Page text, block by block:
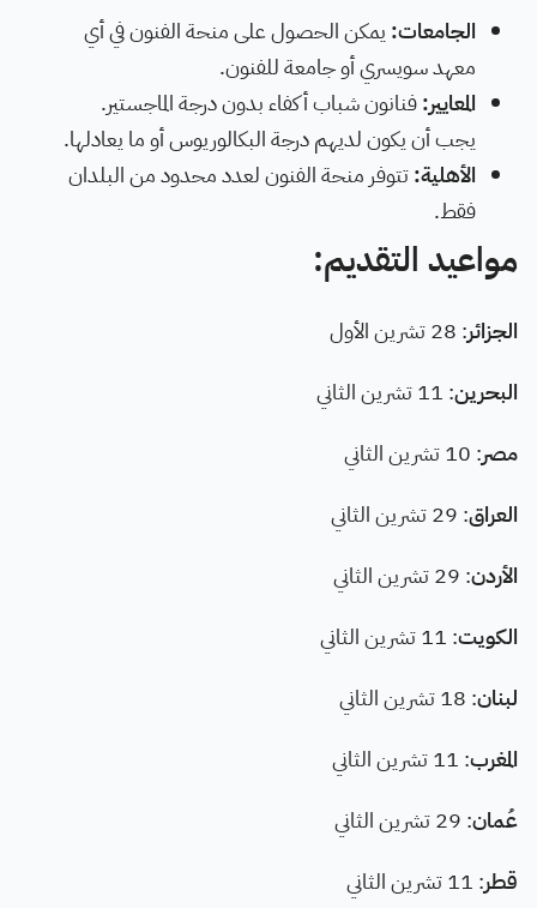
الجامعات: يمكن الحصول على منحة الفنون في أي
معهد سويسري أو جامعة للفنون.
المعايير:فنانون شباب أكفاء بدون درجة الماجستير.
يجب أن يكون لديهم درجة البكالوريوس أو ما يعادلها.
الأهلية:تتوفر منحة الفنون لعدد محدود من البلدان
فقط.
مواعيد التقديم:
الجزائر: 28 تشرين الأول
البحرين: 11 تشرين الثاني
مصر: 10 تشرين الثاني
العراق: 29 تشرين الثاني
الأردن: 29 تشرين الثاني
الكويت: 11 تشرين الثاني
لبنان: 18 تشرين الثاني
المغرب: 11 تشرين الثاني
عُمان: 29 تشرين الثاني
قطر: 11 تشرين الثاني